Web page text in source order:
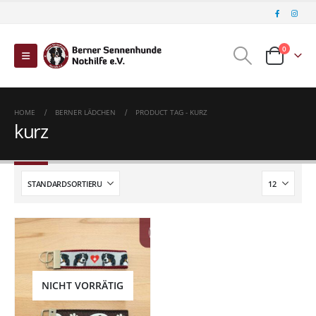
0
HOME BERNER LÄDCHEN PRODUCT TAG - KURZ
kurz
NICHT VORRÄTIG